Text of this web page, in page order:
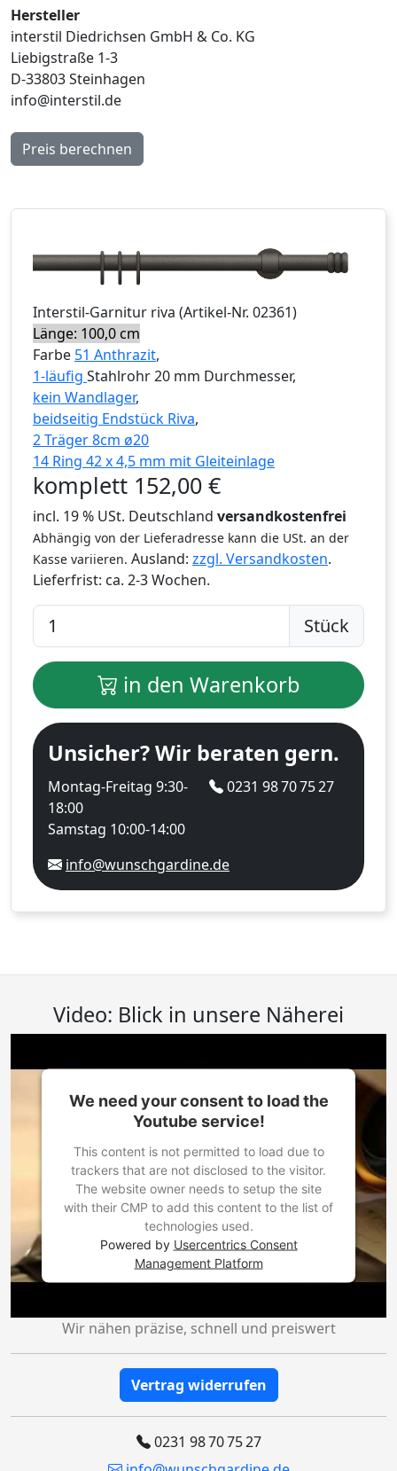
Hersteller
interstil Diedrichsen GmbH & Co. KG
Liebigstraße 1-3
D-33803 Steinhagen
info@interstil.de
Preis berechnen
Interstil-Garnitur riva (Artikel-Nr. 02361)
Länge: 100,0 cm
Farbe 51 Anthrazit,
1-läufig Stahlrohr 20 mm Durchmesser,
kein Wandlager,
beidseitig Endstück Riva,
2 Träger 8cm ø20
14 Ring 42 x 4,5 mm mit Gleiteinlage
komplett 152,00 €
incl. 19 % USt. Deutschland versandkostenfrei
Abhängig von der Lieferadresse kann die USt. an der
Kasse variieren. Ausland: zzgl. Versandkosten.
Lieferfrist: ca. 2-3 Wochen.
Stück
in den Warenkorb
Unsicher? Wir beraten gern.
Montag-Freitag 9:30-
18:00
Samstag 10:00-14:00
0231 98 70 75 27
info@wunschgardine.de
Video: Blick in unsere Näherei
We need your consent to load the
Youtube service!
This content is not permitted to load due to
trackers that are not disclosed to the visitor.
The website owner needs to setup the site
with their CMP to add this content to the list of
technologies used.
Powered by Usercentrics Consent
Management Platform
Wir nähen präzise, schnell und preiswert
Vertrag widerrufen
0231 98 70 75 27